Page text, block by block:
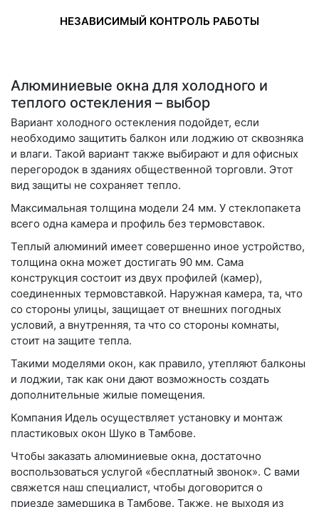
НЕЗАВИСИМЫЙ КОНТРОЛЬ РАБОТЫ
Алюминиевые окна для холодного и
теплого остекления – выбор
Вариант холодного остекления подойдет, если
необходимо защитить балкон или лоджию от сквозняка
и влаги. Такой вариант также выбирают и для офисных
перегородок в зданиях общественной торговли. Этот
вид защиты не сохраняет тепло.
Максимальная толщина модели 24 мм. У стеклопакета
всего одна камера и профиль без термовставок.
Теплый алюминий имеет совершенно иное устройство,
толщина окна может достигать 90 мм. Сама
конструкция состоит из двух профилей (камер),
соединенных термовставкой. Наружная камера, та, что
со стороны улицы, защищает от внешних погодных
условий, а внутренняя, та что со стороны комнаты,
стоит на защите тепла.
Такими моделями окон, как правило, утепляют балконы
и лоджии, так как они дают возможность создать
дополнительные жилые помещения.
Компания Идель осуществляет установку и монтаж
пластиковых окон Шуко в Тамбове.
Чтобы заказать алюминиевые окна, достаточно
воспользоваться услугой «бесплатный звонок». С вами
свяжется наш специалист, чтобы договорится о
приезде замерщика в Тамбове. Также, не выходя из